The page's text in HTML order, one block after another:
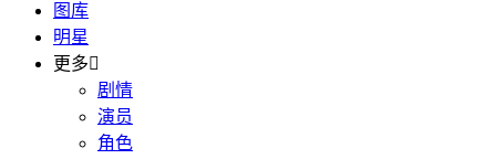
图库
明星
更多
剧情
演员
角色